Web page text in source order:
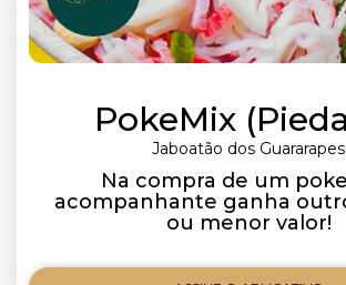
PokeMix
Jaboatão dos Guararapes
Na compra de um
acompanhante ganha
ou menor valor!